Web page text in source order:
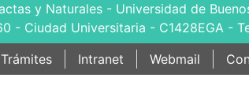
y Naturales - Universidad de
- Ciudad Universitaria - C1428EGA -
Trámites Intranet Webmail